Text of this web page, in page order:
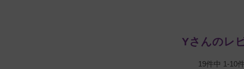
Yさんのレ
19件中 1-10